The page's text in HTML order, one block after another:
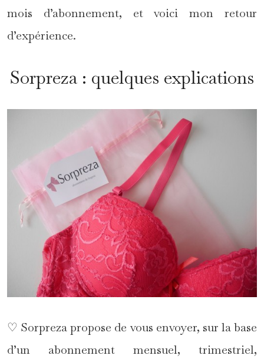
mois d’abonnement, et voici mon retour
d’expérience.
Sorpreza : quelques explications
♡ Sorpreza propose de vous envoyer, sur la base
d’un abonnement mensuel, trimestriel,